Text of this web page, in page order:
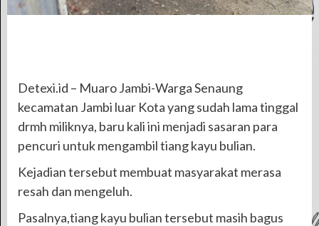
Detexi.id – Muaro Jambi-Warga Senaung
kecamatan Jambi luar Kota yang sudah lama tinggal
drmh miliknya, baru kali ini menjadi sasaran para
pencuri untuk mengambil tiang kayu bulian.
Kejadian tersebut membuat masyarakat merasa
resah dan mengeluh.
Pasalnya,tiang kayu bulian tersebut masih bagus